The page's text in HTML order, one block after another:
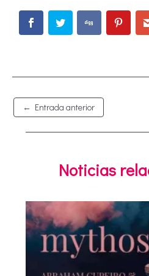
← Entrada anterior
Noticias